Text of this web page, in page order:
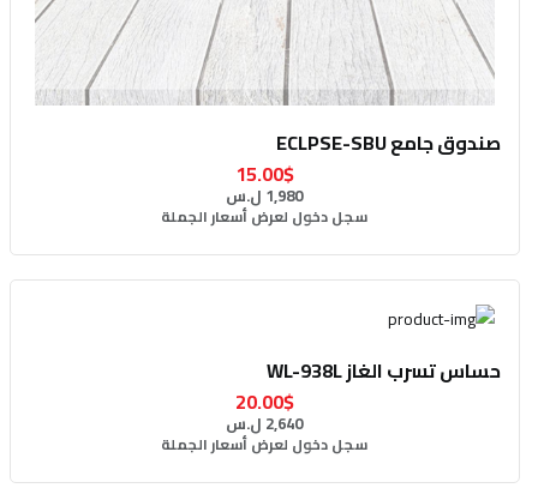
صندوق جامع ECLPSE-SBU
15.00$
1,980 ل.س
سجل دخول لعرض أسعار الجملة
حساس تسرب الغاز WL-938L
20.00$
2,640 ل.س
سجل دخول لعرض أسعار الجملة